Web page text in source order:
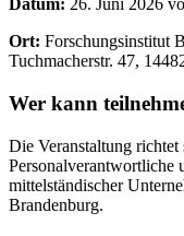
Datum: 26. Juni 2026
Ort: Forschungsinstitut
Tuchmacherstr. 47,
Wer kann
Die Veranstaltung
Personalverantwortliche
mittelständischer
Brandenburg.